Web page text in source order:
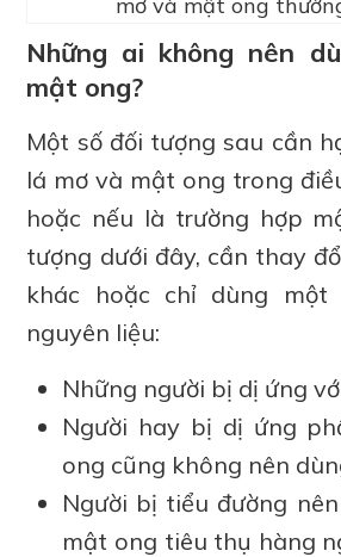
Những ai không nên
mật ong?
Một số đối tượng sau cần
lá mơ và mật ong trong
hoặc nếu là trường hợp
tượng dưới đây, cần thay
khác hoặc chỉ dùng
nguyên liệu:
Những người bị dị ứng
Người hay bị dị ứng
ong cũng không nên
Người bị tiểu đường
mật ong tiêu thụ hàng